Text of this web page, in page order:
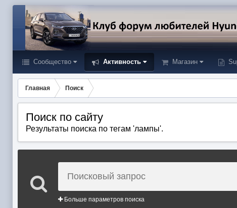
Сообщество Активность Магазин
Главная Поиск
Поиск по сайту
Результаты поиска по тегам 'лампы'.
Больше параметров поиска